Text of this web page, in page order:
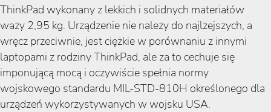
ThinkPad wykonany z lekkich i solidnych materiałów
waży 2,95 kg. Urządzenie nie należy do najlżejszych, a
wręcz przeciwnie, jest ciężkie w porównaniu z innymi
laptopami z rodziny ThinkPad, ale za to cechuje się
imponującą mocą i oczywiście spełnia normy
wojskowego standardu MIL-STD-810H określonego dla
urządzeń wykorzystywanych w wojsku USA.